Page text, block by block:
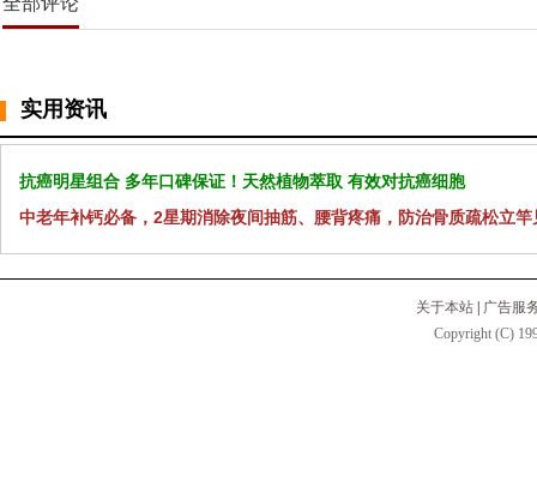
实用资讯
抗癌明星组合 多年口碑保证！天然植物萃取 有效对抗癌细胞
中老年补钙必备，2星期消除夜间抽筋、腰背疼痛，防治骨质疏松立竿
关于本站
广告服
Copyright (C)